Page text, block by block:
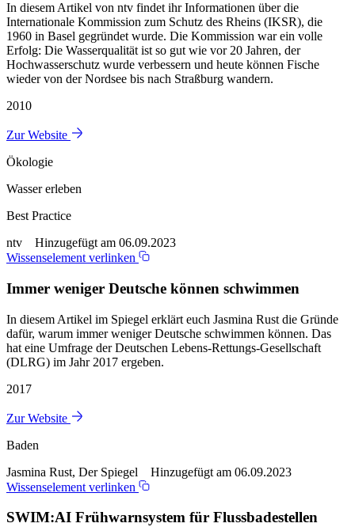
In diesem Artikel von ntv findet ihr Informationen über die
Internationale Kommission zum Schutz des Rheins (IKSR), die
1960 in Basel gegründet wurde. Die Kommission war ein volle
Erfolg: Die Wasserqualität ist so gut wie vor 20 Jahren, der
Hochwasserschutz wurde verbessern und heute können Fische
wieder von der Nordsee bis nach Straßburg wandern.
2010
Zur Website
Ökologie
Wasser erleben
Best Practice
ntv Hinzugefügt am 06.09.2023
Wissenselement verlinken
Immer weniger Deutsche können schwimmen
In diesem Artikel im Spiegel erklärt euch Jasmina Rust die Gründe
dafür, warum immer weniger Deutsche schwimmen können. Das
hat eine Umfrage der Deutschen Lebens-Rettungs-Gesellschaft
(DLRG) im Jahr 2017 ergeben.
2017
Zur Website
Baden
Jasmina Rust, Der Spiegel Hinzugefügt am 06.09.2023
Wissenselement verlinken
SWIM:AI Frühwarnsystem für Flussbadestellen